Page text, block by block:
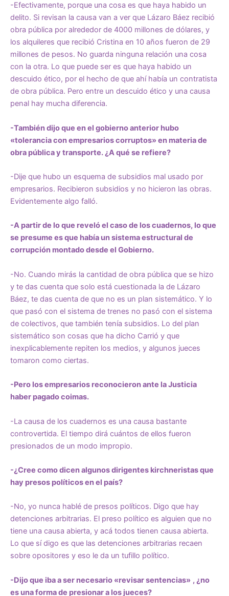
-Efectivamente, porque una cosa es que haya habido un
delito. Si revisan la causa van a ver que Lázaro Báez recibió
obra pública por alrededor de 4000 millones de dólares, y
los alquileres que recibió Cristina en 10 años fueron de 29
millones de pesos. No guarda ninguna relación una cosa
con la otra. Lo que puede ser es que haya habido un
descuido ético, por el hecho de que ahí había un contratista
de obra pública. Pero entre un descuido ético y una causa
penal hay mucha diferencia.
-También dijo que en el gobierno anterior hubo
«tolerancia con empresarios corruptos» en materia de
obra pública y transporte. ¿A qué se refiere?
-Dije que hubo un esquema de subsidios mal usado por
empresarios. Recibieron subsidios y no hicieron las obras.
Evidentemente algo falló.
-A partir de lo que reveló el caso de los cuadernos, lo que
se presume es que había un sistema estructural de
corrupción montado desde el Gobierno.
-No. Cuando mirás la cantidad de obra pública que se hizo
y te das cuenta que solo está cuestionada la de Lázaro
Báez, te das cuenta de que no es un plan sistemático. Y lo
que pasó con el sistema de trenes no pasó con el sistema
de colectivos, que también tenía subsidios. Lo del plan
sistemático son cosas que ha dicho Carrió y que
inexplicablemente repiten los medios, y algunos jueces
tomaron como ciertas.
-Pero los empresarios reconocieron ante la Justicia
haber pagado coimas.
-La causa de los cuadernos es una causa bastante
controvertida. El tiempo dirá cuántos de ellos fueron
presionados de un modo impropio.
-¿Cree como dicen algunos dirigentes kirchneristas que
hay presos políticos en el país?
-No, yo nunca hablé de presos políticos. Digo que hay
detenciones arbitrarias. El preso político es alguien que no
tiene una causa abierta, y acá todos tienen causa abierta.
Lo que sí digo es que las detenciones arbitrarias recaen
sobre opositores y eso le da un tufillo político.
-Dijo que iba a ser necesario «revisar sentencias» , ¿no
es una forma de presionar a los jueces?